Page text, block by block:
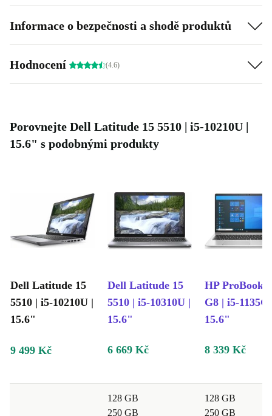
Informace o bezpečnosti a shodě produktů
Hodnocení (4.6)
Porovnejte Dell Latitude 15 5510 | i5-10210U |
15.6" s podobnými produkty
Dell Latitude 15
5510 | i5-10210U |
15.6"
Dell Latitude 15
5510 | i5-10310U |
15.6"
HP ProBook
G8 | i5-
15.6"
9 499 Kč 6 669 Kč 8 339 Kč
128 GB
250 GB
128 GB
250 GB